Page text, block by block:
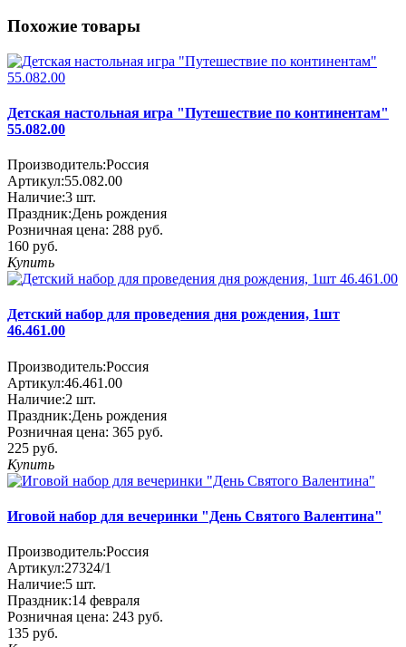
Похожие товары
Детская настольная игра "Путешествие по континентам"
55.082.00
Производитель:Россия
Артикул:55.082.00
Наличие:3 шт.
Праздник:День рождения
Розничная цена: 288 руб.
160 руб.
Купить
Детский набор для проведения дня рождения, 1шт
46.461.00
Производитель:Россия
Артикул:46.461.00
Наличие:2 шт.
Праздник:День рождения
Розничная цена: 365 руб.
225 руб.
Купить
Иговой набор для вечеринки "День Святого Валентина"
Производитель:Россия
Артикул:27324/1
Наличие:5 шт.
Праздник:14 февраля
Розничная цена: 243 руб.
135 руб.